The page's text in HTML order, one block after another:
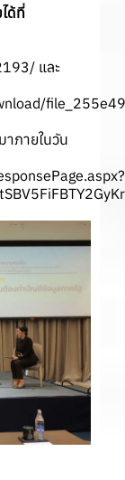
ด้ที่
และ
ภายในวัน